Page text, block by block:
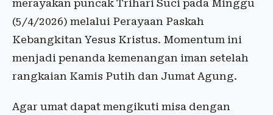
merayakan puncak Trihari Suci pada Minggu
(5/4/2026) melalui Perayaan Paskah
Kebangkitan Yesus Kristus. Momentum ini
menjadi penanda kemenangan iman setelah
rangkaian Kamis Putih dan Jumat Agung.
Agar umat dapat mengikuti misa dengan